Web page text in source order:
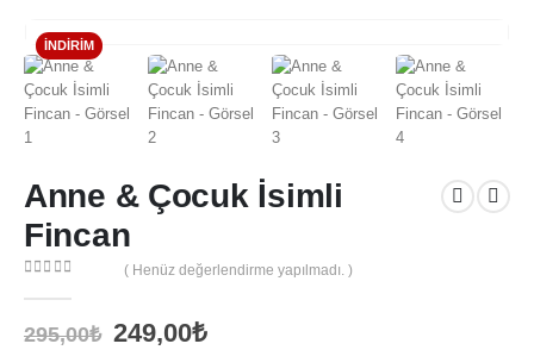
İNDIRIM
Anne & Çocuk İsimli
Fincan
( Henüz değerlendirme yapılmadı. )
295,00₺ Orijinal
249,00₺Şu